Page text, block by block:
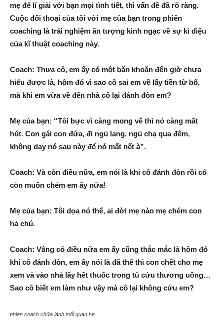
mẹ để lí giải với bạn mọi tình tiết, thì vấn đề đã rõ ràng.
Cuộc đối thoại của tôi với mẹ của bạn trong phiên
coaching là trải nghiệm ấn tượng kinh ngạc về sự kì diệu
của kĩ thuật coaching này.
Coach: Thưa cô, em ấy có một băn khoăn đến giờ chưa
hiểu được là, hôm đó vì sao cô sai em về lấy tiền từ bố,
mà khi em vừa về đến nhà cô lại đánh đòn em?
Mẹ của bạn: “Tôi bực vì càng mong về thì nó càng mất
hút. Con gái con đứa, đi ngủ lang, ngủ chạ qua đêm,
không dạy nó sau này để nó mất nết à”.
Coach: Và còn điều nữa, em nói là khi cô đánh đòn rồi cô
còn muốn chém em ấy nữa!
Mẹ của bạn: Tôi dọa nó thế, ai đời mẹ nào mẹ chém con
hả chú.
Coach: Vâng có điều nữa em ấy cũng thắc mắc là hôm đó
khi cô đánh đòn, em ấy nói là đã thế thì con chết cho mẹ
xem và vào nhà lấy hết thuốc trong tủ cứu thương uống…
Sao cô biết em làm như vậy mà cô lại không cứu em?
phiên coach chữa lành mối quan hệ